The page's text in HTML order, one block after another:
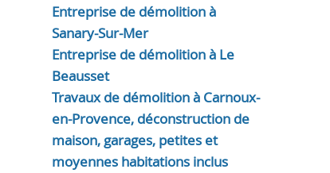
Entreprise de démolition à
Sanary-Sur-Mer
Entreprise de démolition à Le
Beausset
Travaux de démolition à Carnoux-
en-Provence, déconstruction de
maison, garages, petites et
moyennes habitations inclus